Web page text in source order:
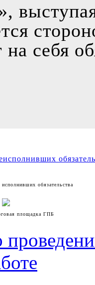
себя
обязательства
площадка ГПБ